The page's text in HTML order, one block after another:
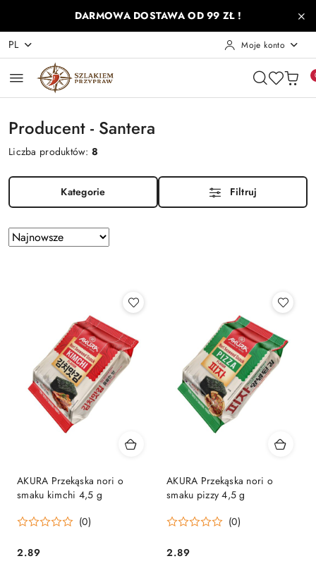
Przejdź do treści głównej
Przejdź do wyszukiwarki
Przejdź do moje konto
Przejdź do menu głównego
Przejdź do stopkiDARMOWA DOSTAWA OD 99 ZŁ !
PL Moje konto
Producent - Santera
Liczba produktów:8
Kategorie Filtruj
Zastosowano
sortowanie:
Sortuj
według
AKURA Przekąska nori o
smaku kimchi 4,5 g
(0)
2.89
AKURA Przekąska nori o
smaku pizzy 4,5 g
(0)
2.89